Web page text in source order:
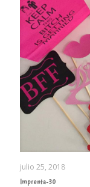
julio 25, 2018
Imprenta-30